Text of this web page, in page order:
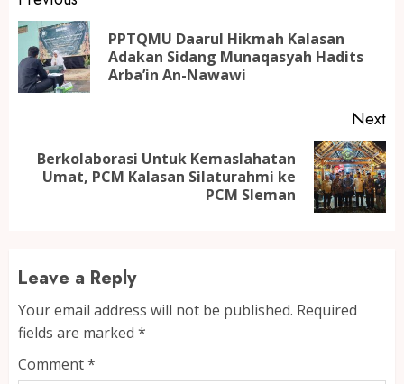
ReadingPPTQMU Daarul Hikmah Kalasan
Adakan Sidang Munaqasyah Hadits
Arba’in An-Nawawi
Next
Next
Berkolaborasi Untuk Kemaslahatan
Umat, PCM Kalasan Silaturahmi ke
PCM Sleman
Leave a Reply
Your email address will not be published. Required
fields are marked *
Comment*